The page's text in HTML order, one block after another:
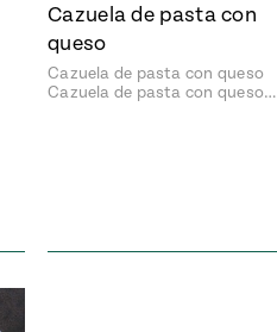
Cazuela de pasta con
queso
Cazuela de pasta con queso
Cazuela de pasta con queso…